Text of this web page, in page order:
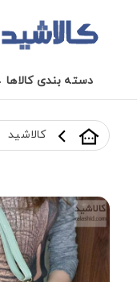
دسته بندی کالاها
کالاشید